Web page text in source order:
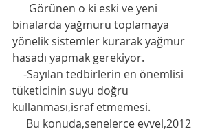
binalarda yağmuru toplamaya
yönelik sistemler kurarak yağmur
hasadı yapmak gerekiyor.
tüketicinin suyu doğru
kullanması,israf etmemesi.